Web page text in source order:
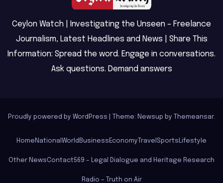
Ceylon Watch | Investigating the Unseen – Freelance
Journalism, Latest Headlines and News | Share This
Information: Spread the word. Engage in conversations.
Ask questions. Demand answers
Proudly powered by WordPress Theme: Newsup by Themeansar.
Home National World Business Economy Travel Sports Lifestyle
Other NewsContact569 – Legal Dialogue and Heritage Research
Radio – Truth on Air